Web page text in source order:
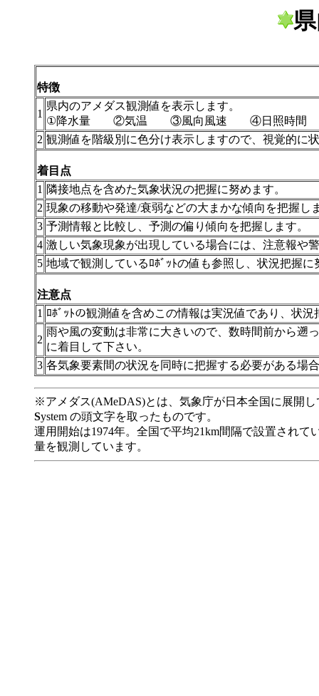
特徴
1
県内のアメダス観測値を表示します。
①降水量 ②気温 ③風向風速 ④日照時間
2 観測値を階級別に色分け表示しますので、視覚的に
着目点
1 隣接地点を含めた気象状況の把握に努めます。
2 現象の移動や発達/衰弱などの大まかな傾向を把握し
3 予測情報と比較し、予測の偏り傾向を把握します。
4 激しい気象現象が出現している場合には、注意報や
5 地域で観測しているﾛﾎﾞｯﾄの値も参照し、状況把握に
注意点
1 ﾛﾎﾞｯﾄの観測値を含めこの情報は実況値であり、状
2
雨や風の変動は非常に大きいので、数時間前から遡
に着目して下さい。
3 各気象要素間の状況を同時に把握する必要がある場
※アメダス(AMeDAS)とは、気象庁が日本全国に展開
System の頭文字を取ったものです。
運用開始は1974年。全国で平均21km間隔で設置され
量を観測しています。